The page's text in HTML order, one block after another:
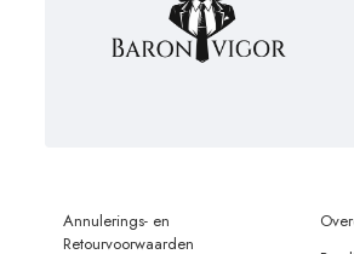
Annulerings- en
Retourvoorwaarden